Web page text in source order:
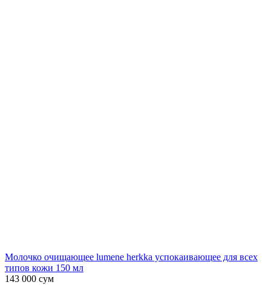
Молочко очищающее lumene herkka успокаивающее для всех
типов кожи 150 мл
143 000 сум